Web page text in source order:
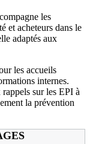
les
et acheteurs dans le
adaptés aux
les accueils
internes.
sur les EPI à
la prévention